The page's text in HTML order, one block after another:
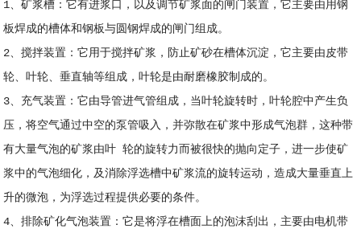
1、矿浆槽：它有进浆口，以及调节矿浆面的闸门装置，它主要由用钢
板焊成的槽体和钢板与圆钢焊成的闸门组成。
2、搅拌装置：它用于搅拌矿浆，防止矿砂在槽体沉淀，它主要由皮带
轮、叶轮、垂直轴等组成，叶轮是由耐磨橡胶制成的。
3、充气装置：它由导管进气管组成，当叶轮旋转时，叶轮腔中产生负
压，将空气通过中空的泵管吸入，并弥散在矿浆中形成气泡群，这种带
有大量气泡的矿浆由叶 轮的旋转力而被很快的抛向定子，进一步使矿
浆中的气泡细化，及消除浮选槽中矿浆流的旋转运动，造成大量垂直上
升的微泡，为浮选过程提供必要的条件。
4、排除矿化气泡装置：它是将浮在槽面上的泡沫刮出，主要由电机带